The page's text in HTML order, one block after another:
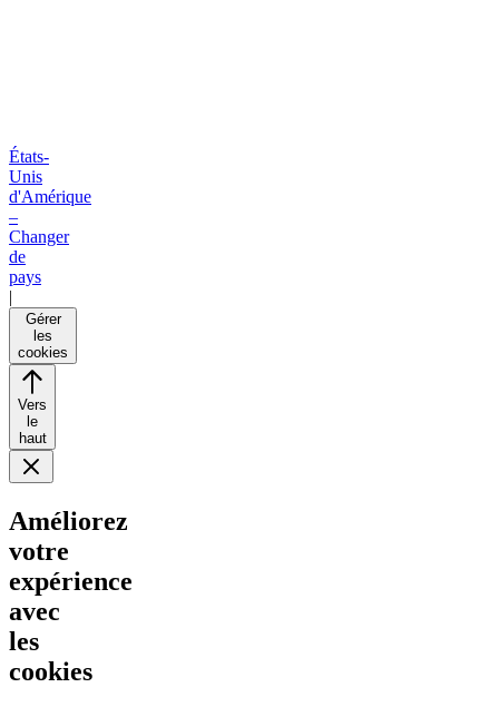
États-
Unis
d'Amérique
–
Changer
de
pays
|
Gérer
les
cookies
Vers
le
haut
Améliorez
votre
expérience
avec
les
cookies